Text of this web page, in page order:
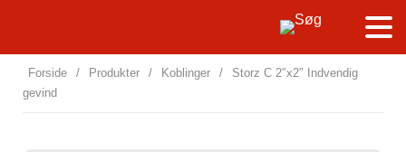
Forside / Produkter / Koblinger /
Storz C 2″x2″ Indvendig
gevind